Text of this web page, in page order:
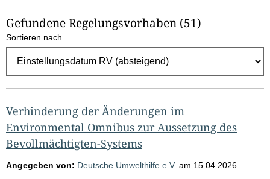
l
E
g
e
b
n
i
s
Gefundene Regelungsvorhaben (51)
Sortieren nach
Verhinderung der Änderungen im
Environmental Omnibus zur Aussetzung des
Bevollmächtigten-Systems
Angegeben von: Deutsche Umwelthilfe e.V. am 15.04.2026